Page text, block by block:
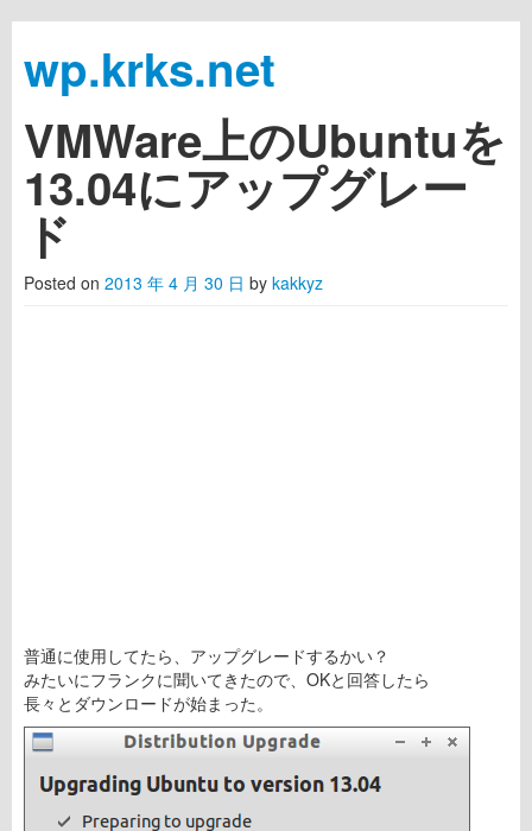
wp.krks.net
Main menu
Skip to primary content
Skip to secondary content
VMWare上のUbuntuを
13.04にアップグレー
ド
Posted on 2013 年 4 月 30 日 by kakkyz
普通に使用してたら、アップグレードするかい？
みたいにフランクに聞いてきたので、OKと回答したら
長々とダウンロードが始まった。